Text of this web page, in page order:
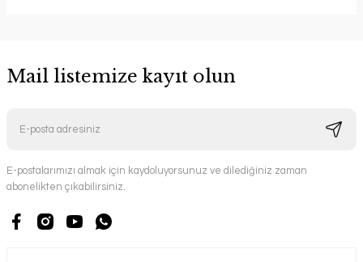
Mail listemize kayıt olun
E-postalarımızı almak için kaydoluyorsunuz ve dilediğiniz zaman
abonelikten çıkabilirsiniz.